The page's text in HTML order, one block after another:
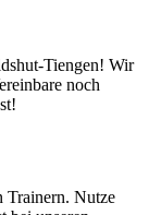
Tiengen! Wir
noch
Trainern. Nutze